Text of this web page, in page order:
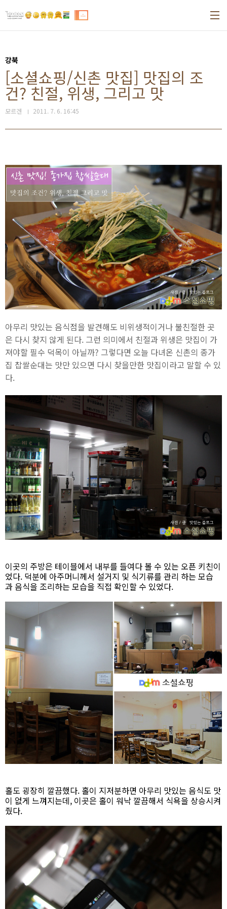
강북
[소셜쇼핑/신촌 맛집] 맛집의 조
건? 친절, 위생, 그리고 맛
모르겐 2011. 7. 6. 16:45
아무리 맛있는 음식점을 발견해도 비위생적이거나 불친절한 곳
은 다시 찾지 않게 된다. 그런 의미에서 친절과 위생은 맛집이 가
져야할 필수 덕목이 아닐까? 그렇다면 오늘 다녀온 신촌의 종가
집 찹쌀순대는 맛만 있으면 다시 찾을만한 맛집이라고 말할 수 있
다.
이곳의 주방은 테이블에서 내부를 들여다 볼 수 있는 오픈 키친이
었다. 덕분에 아주머니께서 설거지 및 식기류를 관리 하는 모습
과 음식을 조리하는 모습을 직접 확인할 수 있었다.
홀도 굉장히 깔끔했다. 홀이 지저분하면 아무리 맛있는 음식도 맛
이 없게 느껴지는데, 이곳은 홀이 워낙 깔끔해서 식욕을 상승시켜
줬다.